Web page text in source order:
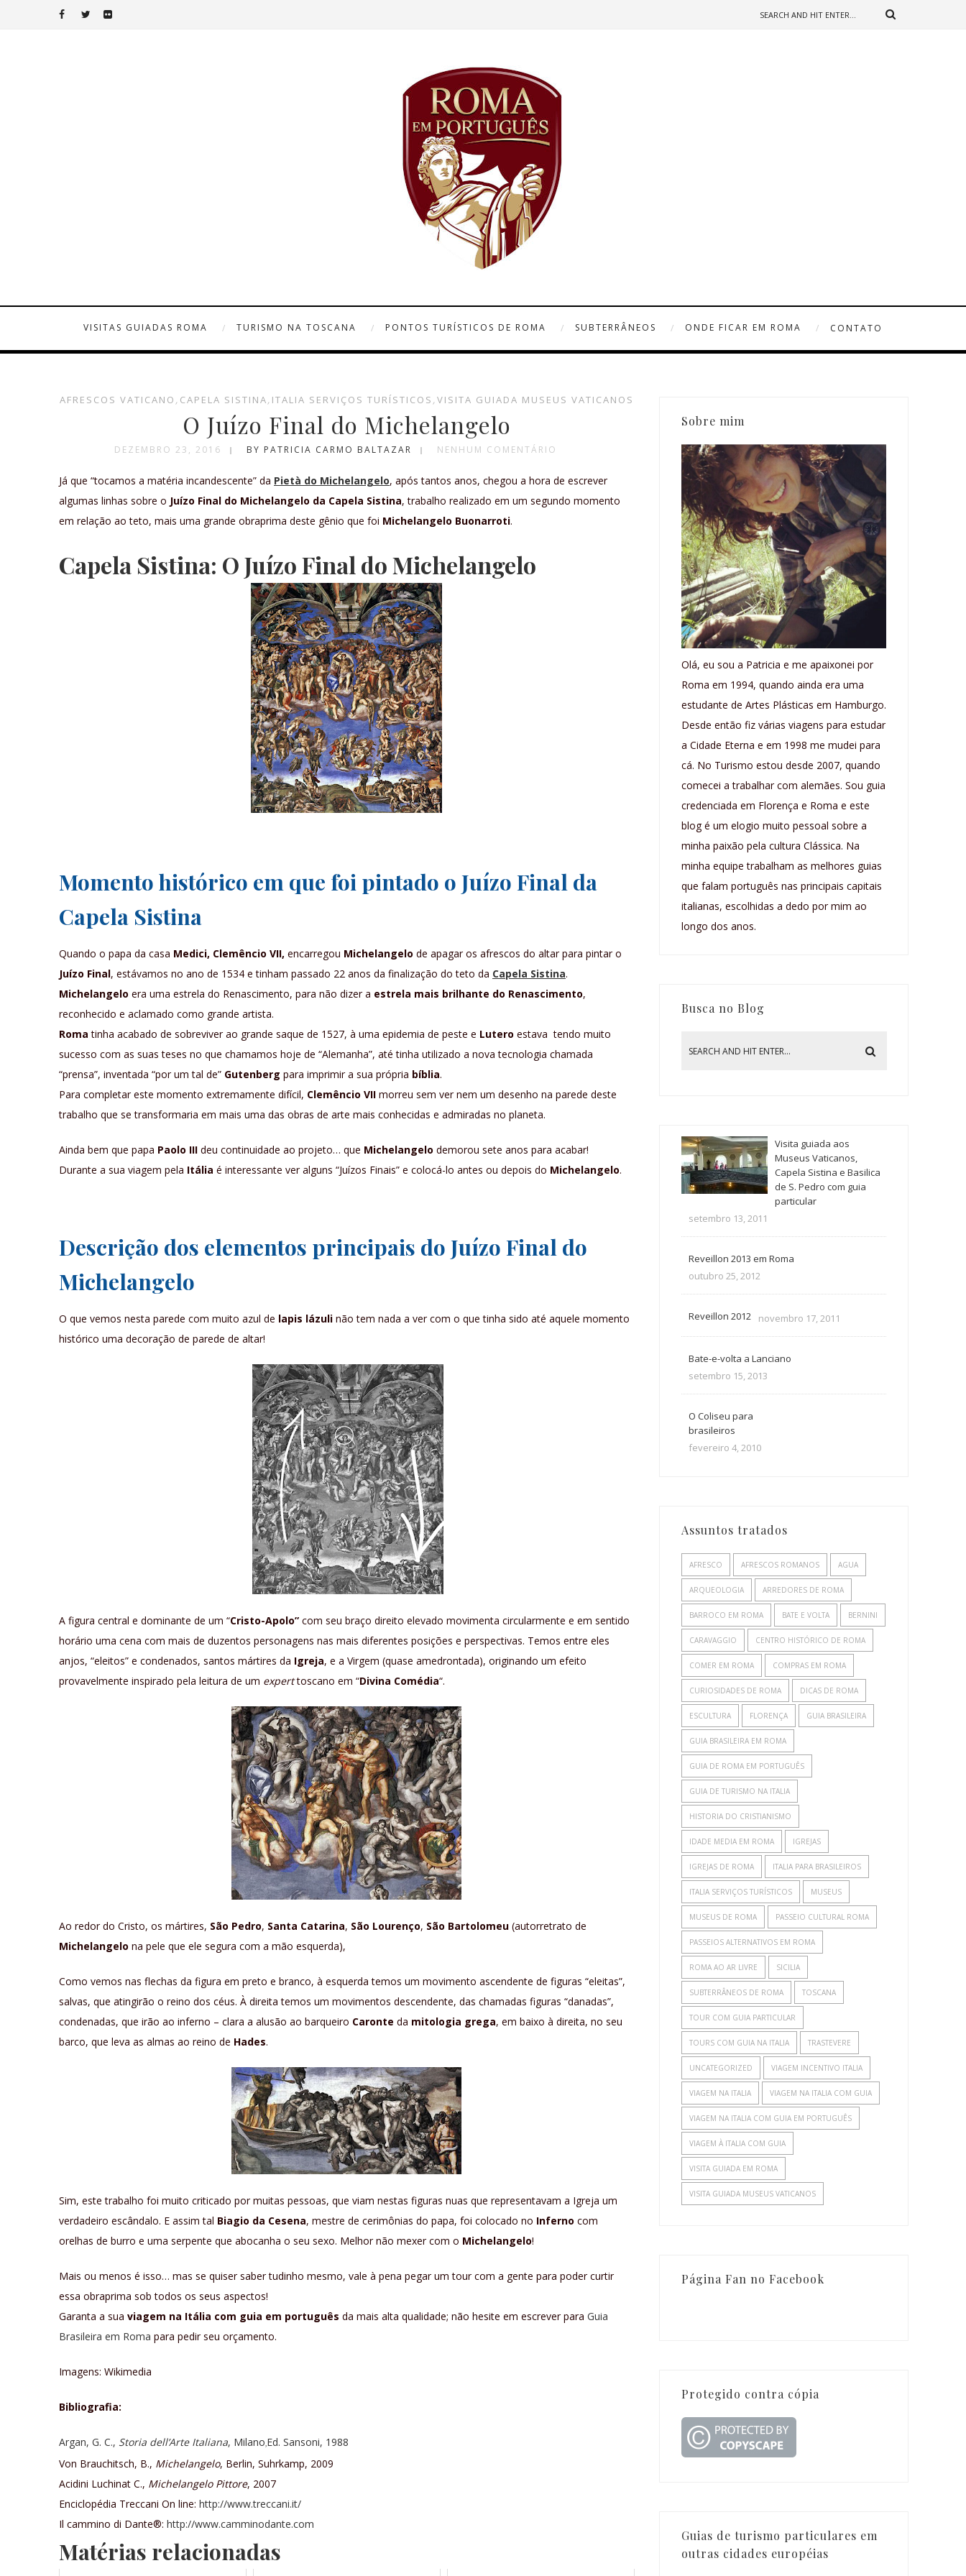
VISITAS GUIADAS ROMA TURISMO NA TOSCANA PONTOS TURÍSTICOS DE ROMA SUBTERRÂNEOS ONDE FICAR EM ROMA CONTATO
AFRESCOS VATICANO , CAPELA SISTINA, ITALIA SERVIÇOS TURÍSTICOS , VISITA GUIADA MUSEUS VATICANOS
O Juízo Final do Michelangelo
DEZEMBRO 23, 2016 BY PATRICIA CARMO BALTAZAR NENHUM COMENTÁRIO
Já que “tocamos a matéria incandescente” da Pietà do Michelangelo, após tantos anos, chegou a hora de escrever
algumas linhas sobre o Juízo Final do Michelangelo da Capela Sistina, trabalho realizado em um segundo momento
em relação ao teto, mais uma grande obraprima deste gênio que foi Michelangelo Buonarroti.
Capela Sistina: O Juízo Final do Michelangelo
Momento histórico em que foi pintado o Juízo Final da
Capela Sistina
Quando o papa da casa Medici, Clemêncio VII, encarregou Michelangelo de apagar os afrescos do altar para pintar o
Juízo Final, estávamos no ano de 1534 e tinham passado 22 anos da finalização do teto da Capela Sistina.
Michelangelo era uma estrela do Renascimento, para não dizer a estrela mais brilhante do Renascimento,
reconhecido e aclamado como grande artista.
Romatinha acabado de sobreviver ao grande saque de 1527, à uma epidemia de peste e Lutero estava tendo muito
sucesso com as suas teses no que chamamos hoje de “Alemanha”, até tinha utilizado a nova tecnologia chamada
“prensa”, inventada “por um tal de” Gutenberg para imprimir a sua própria bíblia.
Para completar este momento extremamente difícil, Clemêncio VII morreu sem ver nem um desenho na parede deste
trabalho que se transformaria em mais uma das obras de arte mais conhecidas e admiradas no planeta.
Ainda bem que papa Paolo III deu continuidade ao projeto… que Michelangelo demorou sete anos para acabar!
Durante a sua viagem pela Itália é interessante ver alguns “Juízos Finais” e colocá-lo antes ou depois do Michelangelo.
Descrição dos elementos principais do Juízo Final do
Michelangelo
O que vemos nesta parede com muito azul de lapis lázuli não tem nada a ver com o que tinha sido até aquele momento
histórico uma decoração de parede de altar!
A figura central e dominante de um “Cristo-Apolo” com seu braço direito elevado movimenta circularmente e em sentido
horário uma cena com mais de duzentos personagens nas mais diferentes posições e perspectivas. Temos entre eles
anjos, “eleitos” e condenados, santos mártires da Igreja, e a Virgem (quase amedrontada), originando um efeito
provavelmente inspirado pela leitura de um experttoscano em “Divina Comédia“.
Ao redor do Cristo, os mártires, São Pedro, Santa Catarina, São Lourenço, São Bartolomeu (autorretrato de
Michelangelo na pele que ele segura com a mão esquerda),
Como vemos nas flechas da figura em preto e branco, à esquerda temos um movimento ascendente de figuras “eleitas”,
salvas, que atingirão o reino dos céus. À direita temos um movimentos descendente, das chamadas figuras “danadas”,
condenadas, que irão ao inferno – clara a alusão ao barqueiro Caronte da mitologia grega, em baixo à direita, no seu
barco, que leva as almas ao reino de Hades.
Sim, este trabalho foi muito criticado por muitas pessoas, que viam nestas figuras nuas que representavam a Igreja um
verdadeiro escândalo. E assim tal Biagio da Cesena, mestre de cerimônias do papa, foi colocado no Inferno com
orelhas de burro e uma serpente que abocanha o seu sexo. Melhor não mexer com o Michelangelo!
Mais ou menos é isso… mas se quiser saber tudinho mesmo, vale à pena pegar um tour com a gente para poder curtir
essa obraprima sob todos os seus aspectos!
Garanta a sua viagem na Itália com guia em português da mais alta qualidade; não hesite em escrever para Guia
Brasileira em Roma para pedir seu orçamento.
Imagens: Wikimedia
Bibliografia:
Argan, G. C., Storia dell’Arte Italiana, Milano,Ed. Sansoni, 1988
Von Brauchitsch, B., Michelangelo, Berlin, Suhrkamp, 2009
Acidini Luchinat C., Michelangelo Pittore, 2007
Enciclopédia Treccani On line: http://www.treccani.it/
Il cammino di Dante®: http://www.camminodante.com
Matérias relacionadas
Sobre mim
Olá, eu sou a Patricia e me apaixonei por
Roma em 1994, quando ainda era uma
estudante de Artes Plásticas em Hamburgo.
Desde então fiz várias viagens para estudar
a Cidade Eterna e em 1998 me mudei para
cá. No Turismo estou desde 2007, quando
comecei a trabalhar com alemães. Sou guia
credenciada em Florença e Roma e este
blog é um elogio muito pessoal sobre a
minha paixão pela cultura Clássica. Na
minha equipe trabalham as melhores guias
que falam português nas principais capitais
italianas, escolhidas a dedo por mim ao
longo dos anos.
Busca no Blog
Visita guiada aos
Museus Vaticanos,
Capela Sistina e Basilica
de S. Pedro com guia
particular
setembro 13, 2011
Reveillon 2013 em Roma
outubro 25, 2012
Reveillon 2012 novembro 17, 2011
Bate-e-volta a Lanciano
setembro 15, 2013
O Coliseu para
brasileiros
fevereiro 4, 2010
Assuntos tratados
AFRESCO AFRESCOS ROMANOS AGUA
ARQUEOLOGIA ARREDORES DE ROMA
BARROCO EM ROMA BATE E VOLTA BERNINI
CARAVAGGIO CENTRO HISTÓRICO DE ROMA
COMER EM ROMA COMPRAS EM ROMA
CURIOSIDADES DE ROMA DICAS DE ROMA
ESCULTURA FLORENÇA GUIA BRASILEIRA
GUIA BRASILEIRA EM ROMA
GUIA DE ROMA EM PORTUGUÊS
GUIA DE TURISMO NA ITALIA
HISTORIA DO CRISTIANISMO
IDADE MEDIA EM ROMA IGREJAS
IGREJAS DE ROMA ITALIA PARA BRASILEIROS
ITALIA SERVIÇOS TURÍSTICOS MUSEUS
MUSEUS DE ROMA PASSEIO CULTURAL ROMA
PASSEIOS ALTERNATIVOS EM ROMA
ROMA AO AR LIVRE SICILIA
SUBTERRÂNEOS DE ROMA TOSCANA
TOUR COM GUIA PARTICULAR
TOURS COM GUIA NA ITALIA TRASTEVERE
UNCATEGORIZED VIAGEM INCENTIVO ITALIA
VIAGEM NA ITALIA VIAGEM NA ITALIA COM GUIA
VIAGEM NA ITALIA COM GUIA EM PORTUGUÊS
VIAGEM À ITALIA COM GUIA
VISITA GUIADA EM ROMA
VISITA GUIADA MUSEUS VATICANOS
Página Fan no Facebook
Protegido contra cópia
Guias de turismo particulares em
outras cidades européias